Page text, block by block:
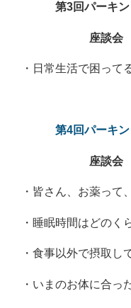
第3回パーキン
座談会
・日常生活で困って
第4回パーキン
座談会
・皆さん、お薬って
・睡眠時間はどのく
・食事以外で摂取し
・いまのお体に合っ